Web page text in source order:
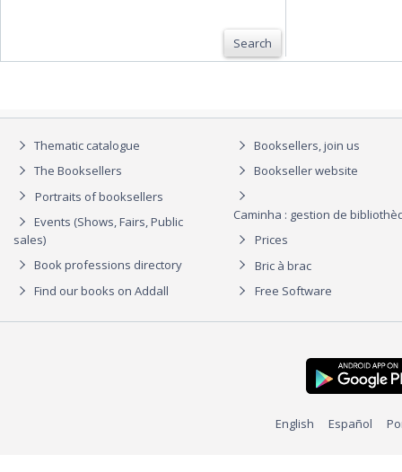
Search
Thematic catalogue
The Booksellers
Portraits of booksellers
Events (Shows, Fairs, Public
sales)
Book professions directory
Find our books on Addall
Booksellers, join us
Bookseller website
Caminha : gestion de
Prices
Bric à brac
Free Software
English Español